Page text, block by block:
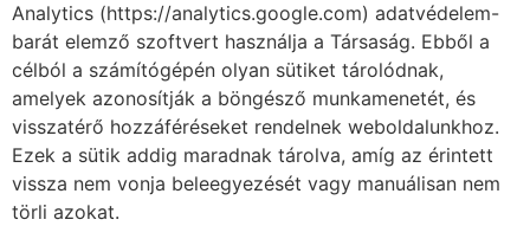
Analytics (https://analytics.google.com) adatvédelem-
barát elemző szoftvert használja a Társaság. Ebből a
célból a számítógépén olyan sütiket tárolódnak,
amelyek azonosítják a böngésző munkamenetét, és
visszatérő hozzáféréseket rendelnek weboldalunkhoz.
Ezek a sütik addig maradnak tárolva, amíg az érintett
vissza nem vonja beleegyezését vagy manuálisan nem
törli azokat.